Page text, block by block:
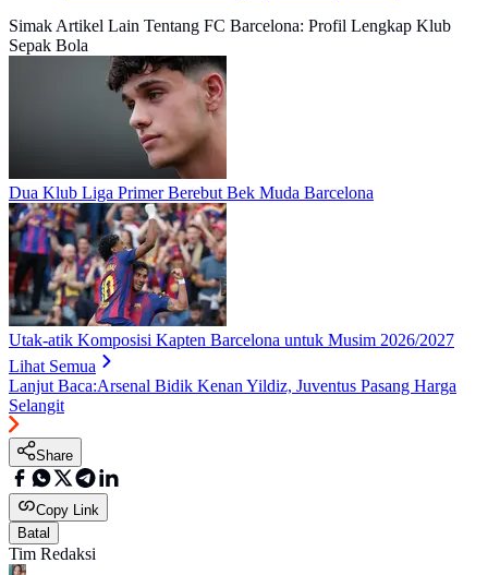
Simak Artikel Lain Tentang FC Barcelona: Profil Lengkap Klub
Sepak Bola
Dua Klub Liga Primer Berebut Bek Muda Barcelona
Utak-atik Komposisi Kapten Barcelona untuk Musim 2026/2027
Lihat Semua
Lanjut Baca:Arsenal Bidik Kenan Yildiz, Juventus Pasang Harga
Selangit
Share
Copy Link
Batal
Tim Redaksi